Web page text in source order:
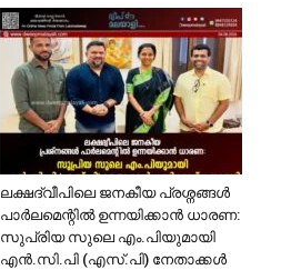
ലക്ഷദ്വീപിലെ ജനകീയ പ്രശ്നങ്ങൾ
പാർലമെന്റിൽ ഉന്നയിക്കാൻ ധാരണ:
സുപ്രിയ സുലെ എം.പിയുമായി
എൻ.സി.പി (എസ്.പി) നേതാക്കൾ